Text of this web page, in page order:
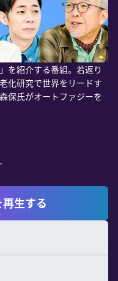
を紹介する番組。若返り
化研究で世界をリードす
保氏がオートファジーを
生する